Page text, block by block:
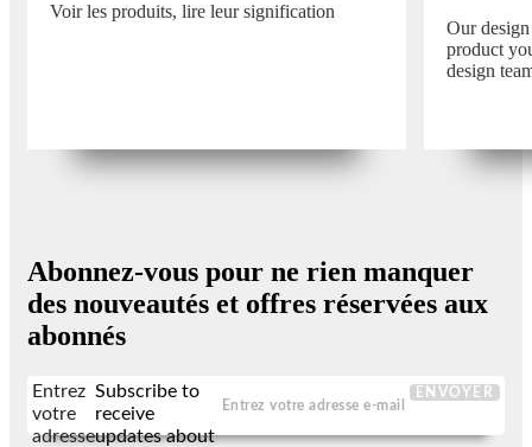
Voir les produits, lire leur signification
Our
product
design
Abonnez-vous pour ne rien manquer
des nouveautés et offres réservées aux
abonnés
Entrez
votre
adresse
Subscribe to
receive
updates about
ENVOYER